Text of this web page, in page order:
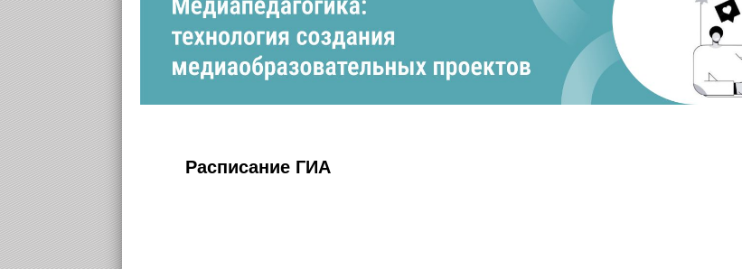
Расписание ГИА